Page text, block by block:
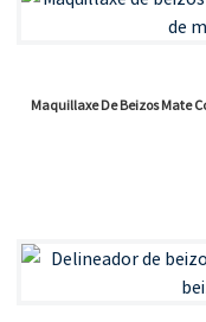
Maquillaxe De Beizos Mate